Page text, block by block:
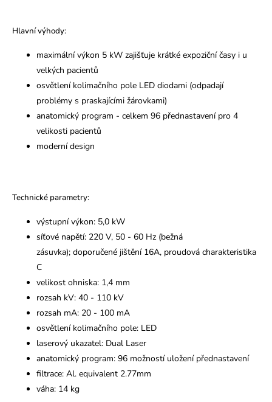
Hlavní výhody:
maximální výkon 5 kW zajišťuje krátké expoziční časy i u
velkých pacientů
osvětlení kolimačního pole LED diodami (odpadají
problémy s praskajícími žárovkami)
anatomický program - celkem 96 přednastavení pro 4
velikosti pacientů
moderní design
Technické parametry:
výstupní výkon: 5,0 kW
síťové napětí: 220 V, 50 - 60 Hz (bežná
zásuvka); doporučené jištění 16A, proudová charakteristika
C
velikost ohniska: 1,4 mm
rozsah kV: 40 - 110 kV
rozsah mA: 20 - 100 mA
osvětlení kolimačního pole: LED
laserový ukazatel: Dual Laser
anatomický program: 96 možností uložení přednastavení
filtrace: Al. equivalent 2.77mm
váha: 14 kg